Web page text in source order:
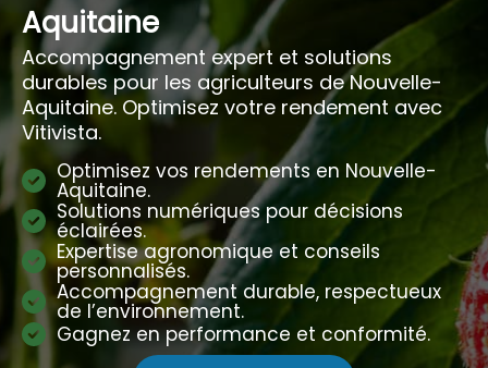
Aquitaine
Accompagnement expert et solutions
durables pour les agriculteurs de Nouvelle-
Aquitaine. Optimisez votre rendement avec
Vitivista.
Optimisez vos rendements en Nouvelle-
Aquitaine.
Solutions numériques pour décisions
éclairées.
Expertise agronomique et conseils
personnalisés.
Accompagnement durable, respectueux
de l’environnement.
Gagnez en performance et conformité.